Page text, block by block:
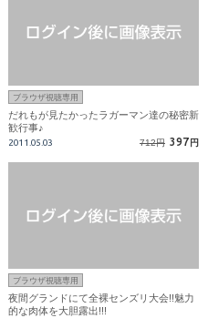
ブラウザ視聴専用
だれもが見たかったラガーマン達の秘密新
歓行事♪
2011.05.03 712円 397 円
ブラウザ視聴専用
夜間グランドにて全裸センズリ大会!!魅力
的な肉体を大胆露出!!!